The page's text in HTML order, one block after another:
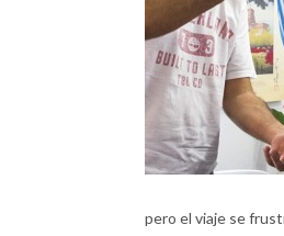
pero el viaje se